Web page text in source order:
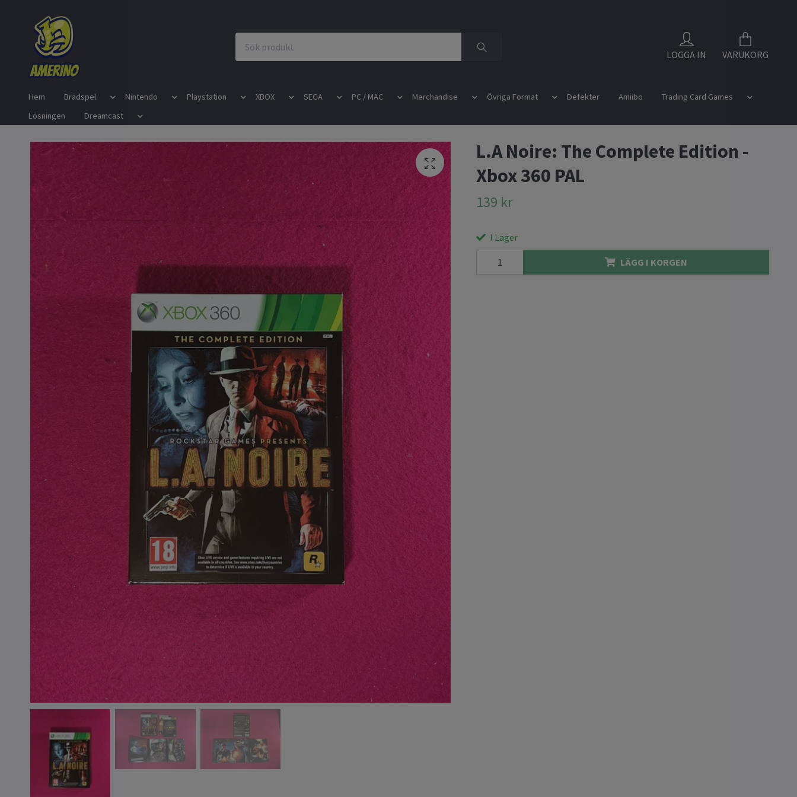
LOGGA IN VARUKORG
Hem Brädspel Nintendo Playstation XBOX SEGA PC / MAC Merchandise Övriga Format Defekter Amiibo
Trading Card Games
Lösningen
Dreamcast
L.A Noire: The Complete Edition -
Xbox 360 PAL
139 kr
I Lager
LÄGG I KORGEN